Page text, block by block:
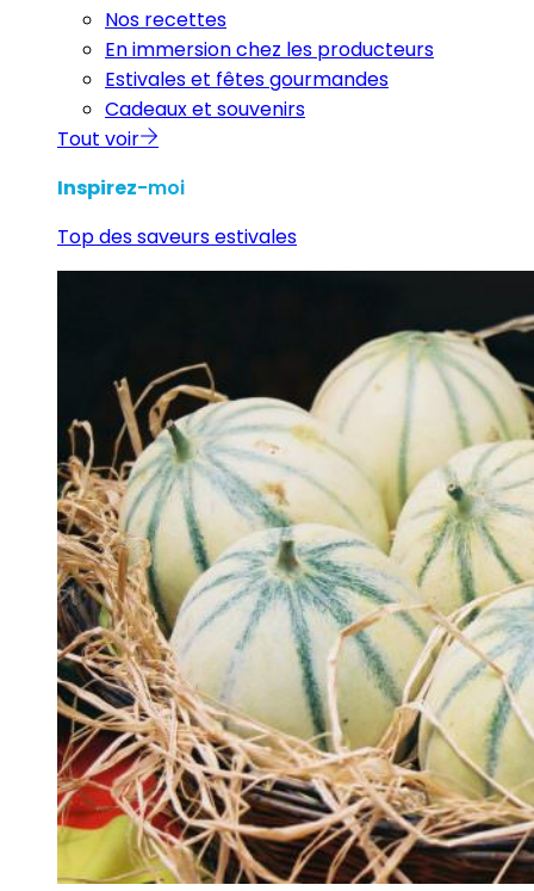
Nos recettes
En immersion chez les producteurs
Estivales et fêtes gourmandes
Cadeaux et souvenirs
Tout voir
Inspirez-moi
Top des saveurs estivales